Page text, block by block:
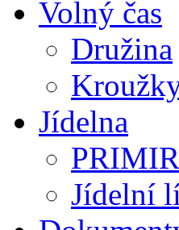
Volný čas
Družina
Jídelna
Jídelní